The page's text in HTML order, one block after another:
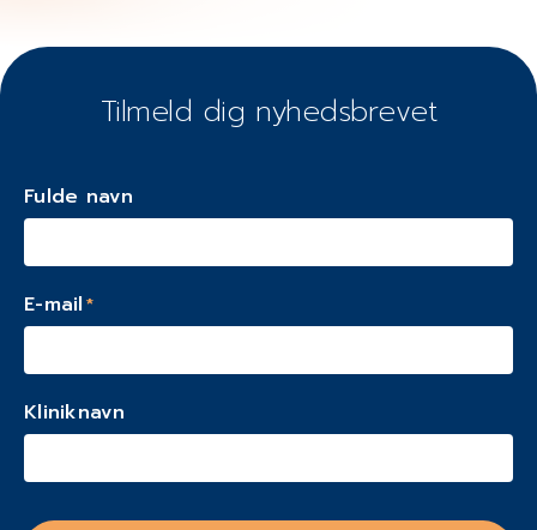
Tilmeld dig nyhedsbrevet
Fulde navn
E-mail*
Kliniknavn